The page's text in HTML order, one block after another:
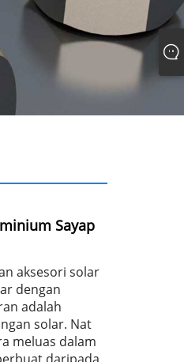
Sayap
aksesori solar
dengan
adalah
solar. Nat
meluas dalam